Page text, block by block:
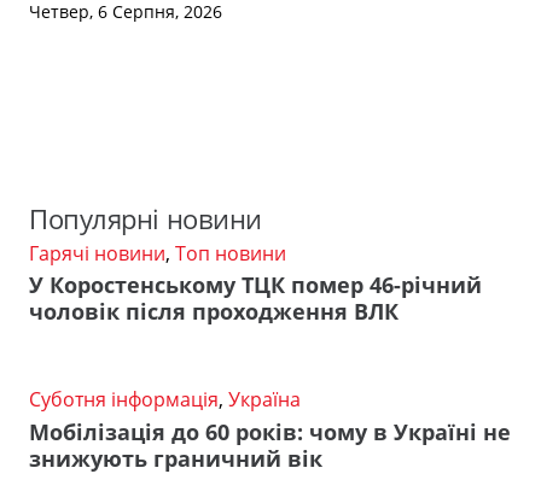
Четвер, 6 Серпня, 2026
Популярні новини
Гарячі новини, Топ новини
У Коростенському ТЦК помер 46-річний
чоловік після проходження ВЛК
Суботня інформація, Україна
Мобілізація до 60 років: чому в Україні не
знижують граничний вік